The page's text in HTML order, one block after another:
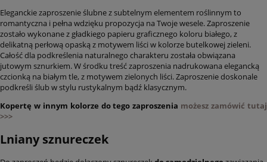
Eleganckie zaproszenie ślubne z subtelnym elementem roślinnym to
romantyczna i pełna wdzięku propozycja na Twoje wesele. Zaproszenie
zostało wykonane z gładkiego papieru graficznego koloru białego, z
delikatną perłową opaską z motywem liści w kolorze butelkowej zieleni.
Całość dla podkreślenia naturalnego charakteru została obwiązana
jutowym sznurkiem. W środku treść zaproszenia nadrukowana elegancką
czcionką na białym tle, z motywem zielonych liści. Zaproszenie doskonale
podkreśli ślub w stylu rustykalnym bądź klasycznym.
Kopertę w innym kolorze do tego zaproszenia możesz zamówić tutaj
>>>
Lniany sznureczek